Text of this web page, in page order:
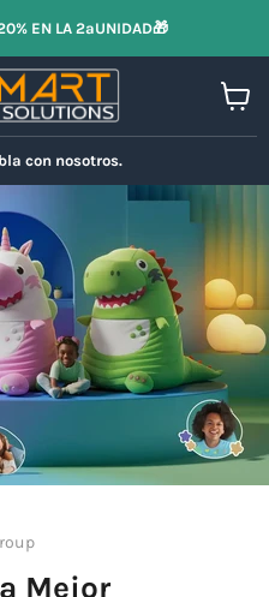
EN LA 2ªUNIDAD🎁
con nosotros.
carrito
Mejor